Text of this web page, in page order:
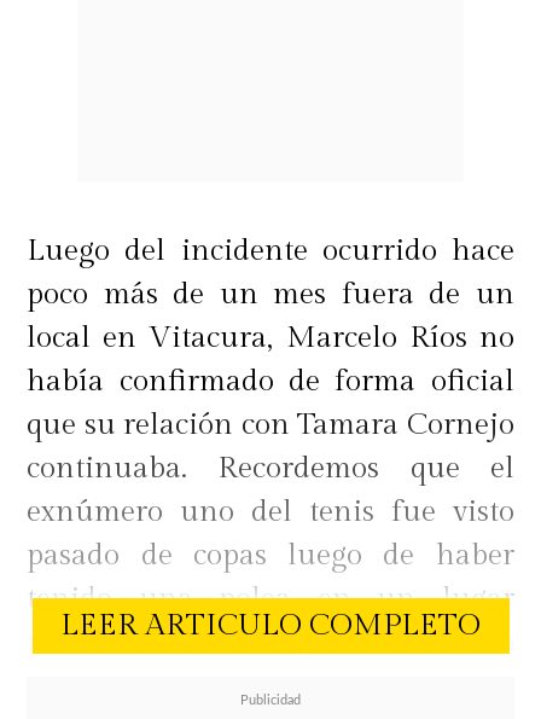
Luego del incidente ocurrido hace
poco más de un mes fuera de un
local en Vitacura, Marcelo Ríos no
había confirmado de forma oficial
que su relación con Tamara Cornejo
continuaba. Recordemos que el
exnúmero uno del tenis fue visto
pasado de copas luego de haber
tenido una polea en un lugar
público con la hija de Patricio
Cornejo, hecho por el cual
LEER ARTICULO COMPLETO